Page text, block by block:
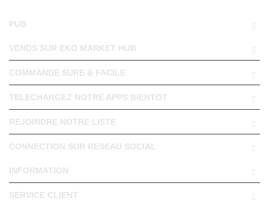
PUB
VENDS SUR EKO MARKET HUB
COMMANDE SURE & FACILE
TELECHARGEZ NOTRE APPS BIENTOT
REJOINDRE NOTRE LISTE
CONNECTION SUR RESEAU SOCIAL
INFORMATION
SERVICE CLIENT